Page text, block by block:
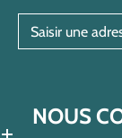
NOUS